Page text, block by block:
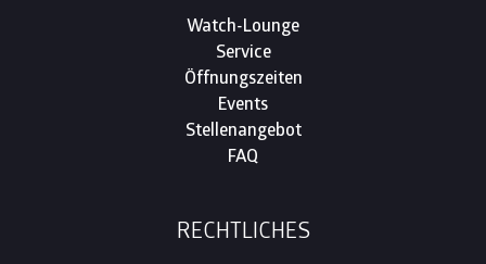
Watch-Lounge
Service
Öffnungszeiten
Events
Stellenangebot
FAQ
RECHTLICHES